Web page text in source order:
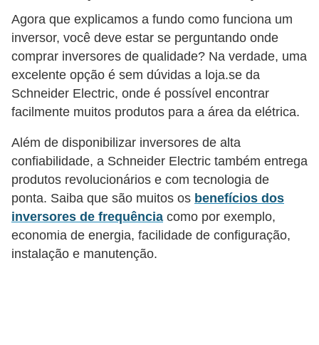
Agora que explicamos a fundo como funciona um
inversor, você deve estar se perguntando onde
comprar inversores de qualidade? Na verdade, uma
excelente opção é sem dúvidas a loja.se da
Schneider Electric, onde é possível encontrar
facilmente muitos produtos para a área da elétrica.
Além de disponibilizar inversores de alta
confiabilidade, a Schneider Electric também entrega
produtos revolucionários e com tecnologia de
ponta. Saiba que são muitos os benefícios dos
inversores de frequência como por exemplo,
economia de energia, facilidade de configuração,
instalação e manutenção.
m
e
n
t
o
s
d
e
m
e